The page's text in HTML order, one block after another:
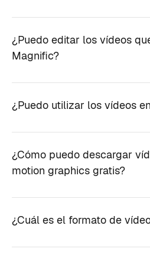
¿Puedo editar los vídeos
Magnific?
¿Puedo utilizar los vídeos
¿Cómo puedo descargar
motion graphics gratis?
¿Cuál es el formato de